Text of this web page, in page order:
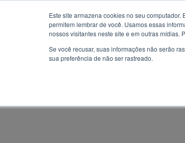
Este site armazena cookies no seu
permitem lembrar de você. Usamos essas
nossos visitantes neste site e em outras mídias.
Se você recusar, suas informações não serão
sua preferência de não ser rastreado.
NOTÍCIAS
Você